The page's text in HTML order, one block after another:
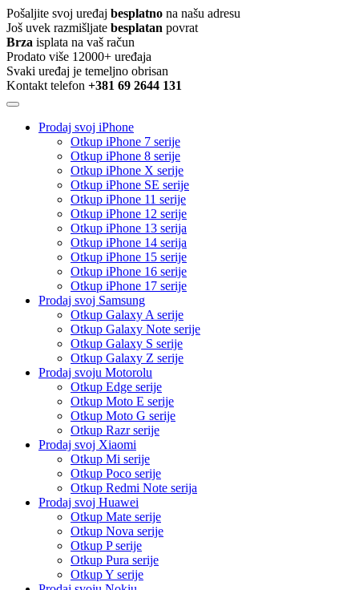
Pošaljite svoj uređaj besplatno na našu adresu
Još uvek razmišljate besplatan povrat
Brza isplata na vaš račun
Prodato više 12000+ uređaja
Svaki uređaj je temeljno obrisan
Kontakt telefon +381 69 2644 131
Prodaj svoj iPhone
Otkup iPhone 7 serije
Otkup iPhone 8 serije
Otkup iPhone X serije
Otkup iPhone SE serije
Otkup iPhone 11 serije
Otkup iPhone 12 serije
Otkup iPhone 13 serija
Otkup iPhone 14 serija
Otkup iPhone 15 serije
Otkup iPhone 16 serije
Otkup iPhone 17 serije
Prodaj svoj Samsung
Otkup Galaxy A serije
Otkup Galaxy Note serije
Otkup Galaxy S serije
Otkup Galaxy Z serije
Prodaj svoju Motorolu
Otkup Edge serije
Otkup Moto E serije
Otkup Moto G serije
Otkup Razr serije
Prodaj svoj Xiaomi
Otkup Mi serije
Otkup Poco serije
Otkup Redmi Note serija
Prodaj svoj Huawei
Otkup Mate serije
Otkup Nova serije
Otkup P serije
Otkup Pura serije
Otkup Y serije